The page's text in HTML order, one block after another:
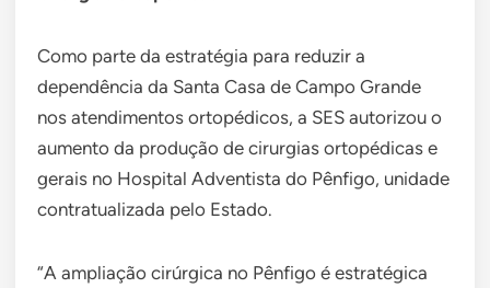
Como parte da estratégia para reduzir a
dependência da Santa Casa de Campo Grande
nos atendimentos ortopédicos, a SES autorizou o
aumento da produção de cirurgias ortopédicas e
gerais no Hospital Adventista do Pênfigo, unidade
contratualizada pelo Estado.
“A ampliação cirúrgica no Pênfigo é estratégica